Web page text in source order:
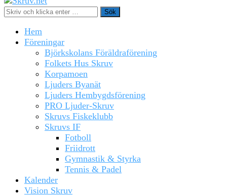
Sök
Hem
Föreningar
Björkskolans Föräldraförening
Folkets Hus Skruv
Korpamoen
Ljuders Byanät
Ljuders Hembygdsförening
PRO Ljuder-Skruv
Skruvs Fiskeklubb
Skruvs IF
Fotboll
Friidrott
Gymnastik & Styrka
Tennis & Padel
Kalender
Vision Skruv